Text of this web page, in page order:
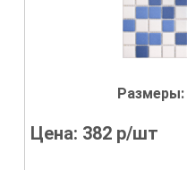
Размеры:
Цена: 382 р/шт